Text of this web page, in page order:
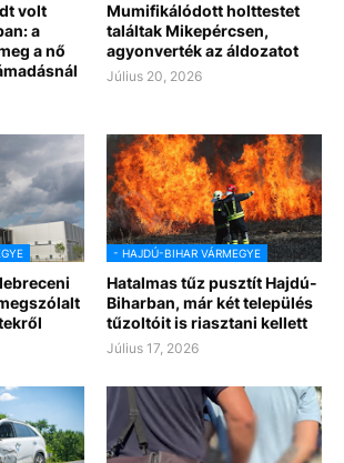
volt
a
a nő
Mumifikálódott holttestet
találtak Mikepércsen,
agyonverték az áldozatot
Július 20, 2026
- HAJDÚ-BIHAR VÁRMEGYE
Hatalmas tűz pusztít Hajdú-
Biharban, már két település
tűzoltóit is riasztani kellett
Július 17, 2026